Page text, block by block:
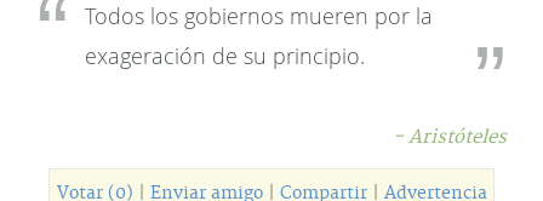
Todos los gobiernos mueren por la
exageración de su principio.
- Aristóteles
Votar (0) Enviar amigo| Compartir| Advertencia